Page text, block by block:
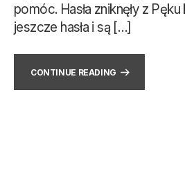
pomóc. Hasła zniknęły z
jeszcze hasła i są […]
CONTINUE READING